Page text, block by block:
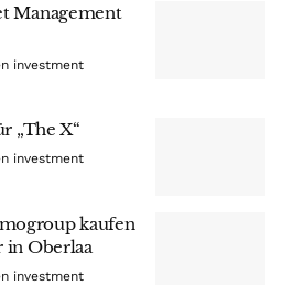
Management
investment
„The X“
investment
kaufen
in Oberlaa
investment